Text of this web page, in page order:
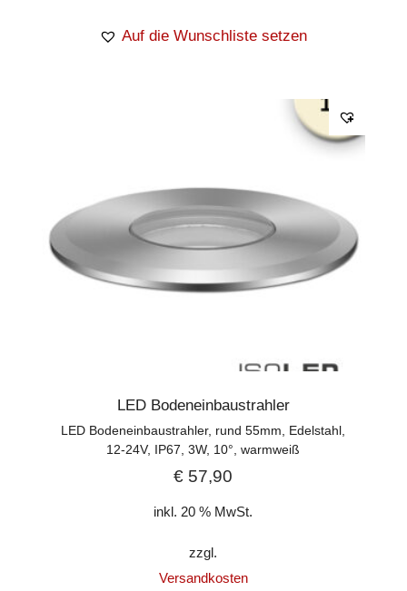
Auf die Wunschliste setzen
LED Bodeneinbaustrahler
LED Bodeneinbaustrahler, rund 55mm, Edelstahl,
12-24V, IP67, 3W, 10°, warmweiß
€ 57,90
inkl. 20 % MwSt.
zzgl.
Versandkosten